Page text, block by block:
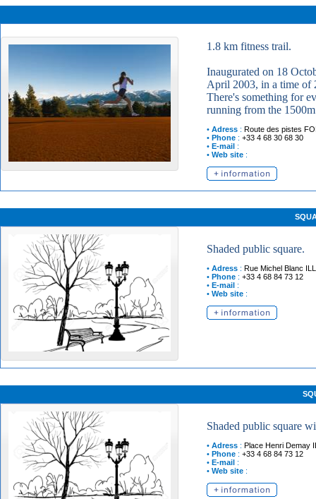
1.8 km fitness trail.
Inaugurated on 18
April 2003, in a time of
There's something for
running from the
• Adress : Route des pistes
• Phone : +33 4 68 30 68 30
• E-mail :
• Web site :
Shaded public square.
• Adress : Rue Michel Blanc
• Phone : +33 4 68 84 73 12
• E-mail :
• Web site :
Shaded public square
• Adress : Place Henri Demay
• Phone : +33 4 68 84 73 12
• E-mail :
• Web site :